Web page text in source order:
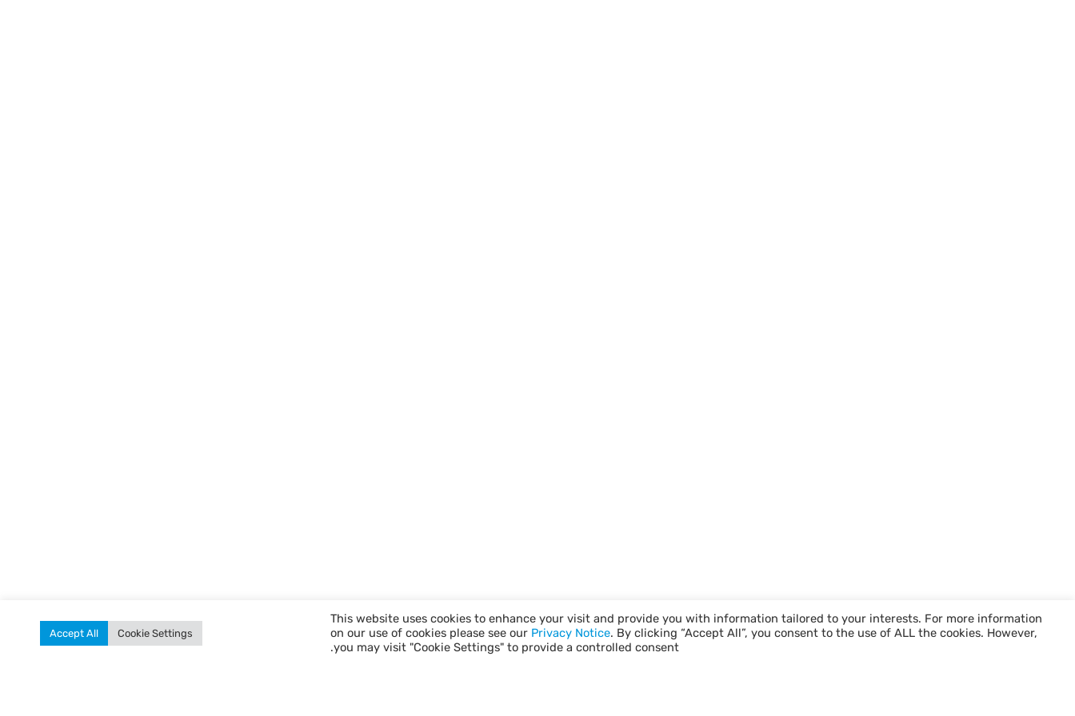
הצהרת פרטיות
This website uses cookies to enhance your visit and provide you with information tailored to your interests. For more information
on our use of cookies please see our Privacy Notice. By clicking “Accept All”, you consent to the use of ALL the cookies. However,
you may visit "Cookie Settings" to provide a controlled consent.
Cookie Settings
Accept All